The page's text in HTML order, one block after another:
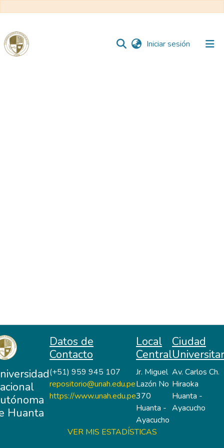
Iniciar sesión (current)
Huanta
Datos de
Contacto
(+51) 959 945 107
repositorio@unah.edu.pe
https://www.unah.edu.pe
Local
Central
Jr. Miguel
Lazón No
370
Huanta -
Ayacucho
Ciudad
Av. Carlos Ch.
Hiraoka
Huanta -
Ayacucho
VER MIS ESTADÍSTICAS